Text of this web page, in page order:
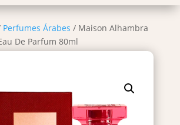
Perfumes Árabes / Maison Alhambra
De Parfum 80ml